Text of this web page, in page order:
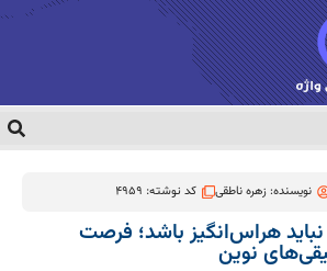
نویسنده:زهره ناطقی کد نوشته: 4959
هراس‌انگیز باشد؛ فرصت
نوین